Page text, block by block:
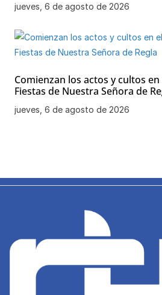
jueves, 6 de agosto de 2026
Comienzan los actos y cultos
Fiestas de Nuestra Señora de
jueves, 6 de agosto de 2026